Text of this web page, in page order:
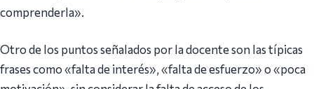
comprenderla».
Otro de los puntos señalados por la docente son las típicas
frases como «falta de interés», «falta de esfuerzo» o «poca